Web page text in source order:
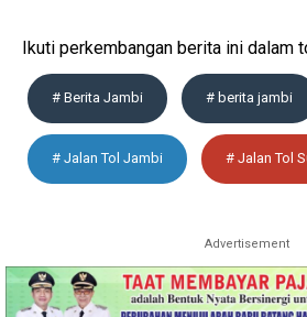
Ikuti perkembangan berita ini dalam
# Berita Jambi # berita jambi
# Jalan Tol Jambi # Jalan Tol
Advertisement